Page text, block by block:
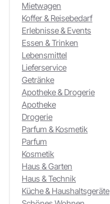
Mietwagen
Koffer & Reisebedarf
Erlebnisse & Events
Essen & Trinken
Lebensmittel
Lieferservice
Getränke
Apotheke & Drogerie
Apotheke
Drogerie
Parfum & Kosmetik
Parfum
Kosmetik
Haus & Garten
Haus & Technik
Küche & Haushaltsgeräte